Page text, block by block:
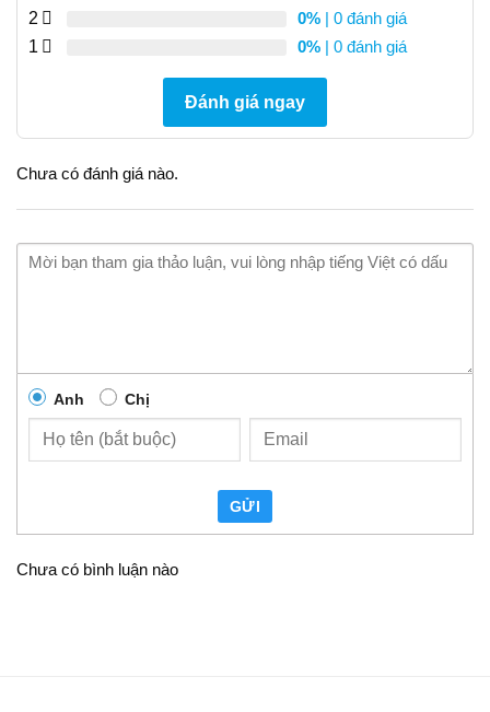
2 0% | 0 đánh giá
1
0% | 0 đánh giá
Đánh giá ngay
Chưa có đánh giá nào.
Anh Chị
GỬI
Chưa có bình luận nào